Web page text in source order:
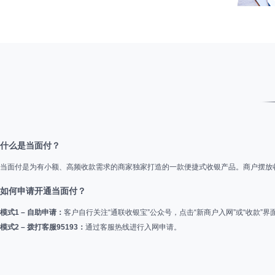
什么是当面付？
当面付是为有小额、高频收款需求的商家独家打造的一款便捷式收银产品。商户摆
如何申请开通当面付？
模式1 – 自助申请： 客户自行关注“通联收银宝”公众号，点击“新商户入网”或“收款”
模式2 – 拨打客服95193： 通过客服热线进行入网申请。